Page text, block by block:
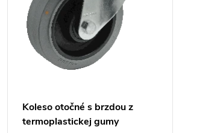
Koleso otočné s brzdou z
termoplastickej gumy